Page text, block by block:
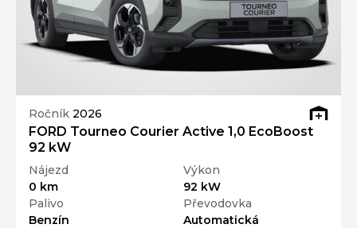
Ročník 2026
FORD Tourneo Courier Active 1,0 EcoBoost
92 kW
Nájezd
0 km
Výkon
92 kW
Palivo
Benzín
Převodovka
Automatická